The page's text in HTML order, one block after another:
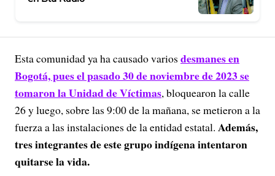
Esta comunidad ya ha causado varios desmanes en
Bogotá, pues el pasado 30 de noviembre de 2023 se
tomaron la Unidad de Víctimas, bloquearon la calle
26 y luego, sobre las 9:00 de la mañana, se metieron a la
fuerza a las instalaciones de la entidad estatal. Además,
tres integrantes de este grupo indígena intentaron
quitarse la vida.